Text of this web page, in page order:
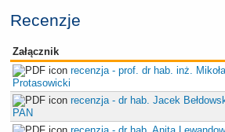
Recenzje
Załącznik
recenzja - prof. dr hab. inż.
Protasowicki
recenzja - dr hab. Jacek
PAN